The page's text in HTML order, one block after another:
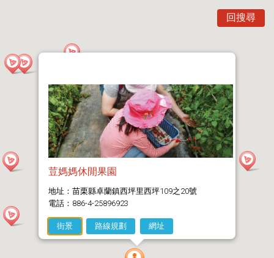
回搜尋
荳媽媽休閒果園
地址：苗栗縣卓蘭鎮西坪里西坪109之20號
電話：886-4-25896923
街景 路線規劃 網址